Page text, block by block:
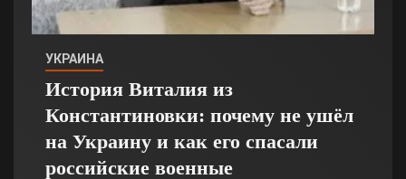
УКРАИНА
История Виталия из
Константиновки: почему не ушёл
на Украину и как его спасали
российские военные